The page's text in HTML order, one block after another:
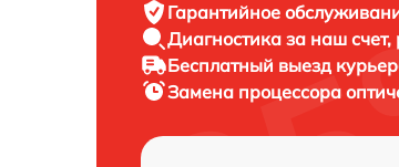
Гарантийное
Диагностика за наш счет,
Бесплатный выезд
Замена процессора